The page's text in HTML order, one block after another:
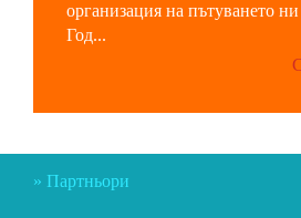
организация на пътуването
Год...
Партньори